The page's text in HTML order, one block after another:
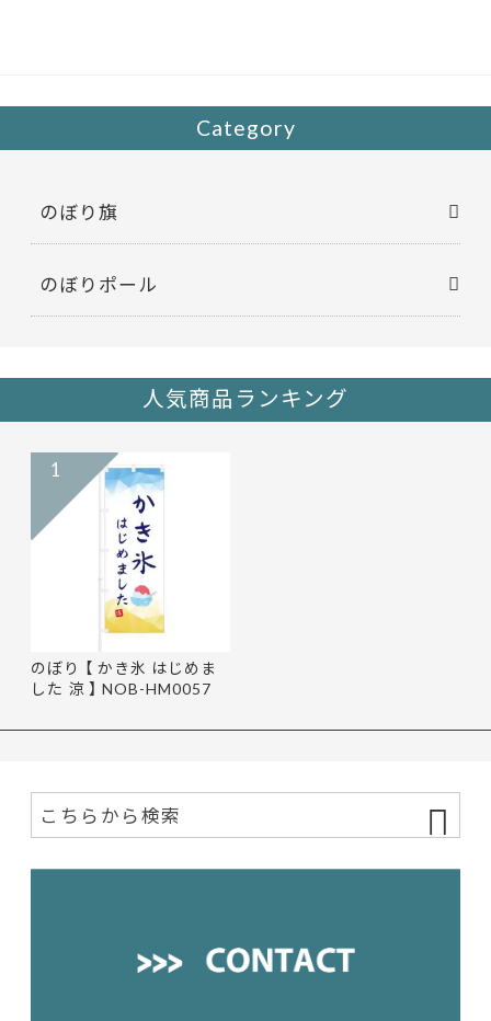
k Category
のぼり旗
のぼりポール
人気商品ランキング
のぼり 【 かき氷 はじめま
した 涼 】 NOB-HM0057
1